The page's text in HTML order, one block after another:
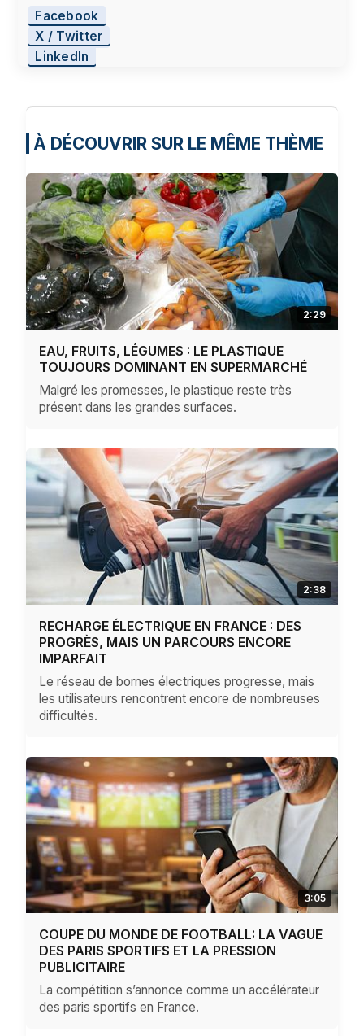
Facebook
X / Twitter
LinkedIn
À DÉCOUVRIR SUR LE MÊME THÈME
2:29
EAU, FRUITS, LÉGUMES : LE PLASTIQUE
TOUJOURS DOMINANT EN SUPERMARCHÉ
Malgré les promesses, le plastique reste très
présent dans les grandes surfaces.
2:38
RECHARGE ÉLECTRIQUE EN FRANCE : DES
PROGRÈS, MAIS UN PARCOURS ENCORE
IMPARFAIT
Le réseau de bornes électriques progresse, mais
les utilisateurs rencontrent encore de nombreuses
difficultés.
3:05
COUPE DU MONDE DE FOOTBALL: LA VAGUE
DES PARIS SPORTIFS ET LA PRESSION
PUBLICITAIRE
La compétition s’annonce comme un accélérateur
des paris sportifs en France.